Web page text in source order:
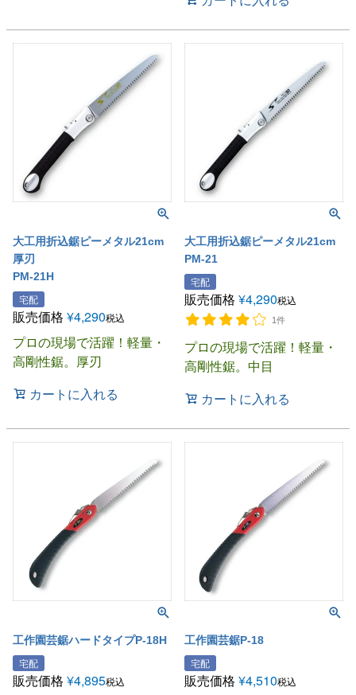
大工用折込鋸ピーメタル21cm
厚刃
PM-21H
宅配
販売価格 ¥4,290税込
プロの現場で活躍！軽量・
高剛性鋸。厚刃
カートに入れる
大工用折込鋸ピーメタル21cm
PM-21
宅配
販売価格 ¥4,290税込
1件
プロの現場で活躍！軽量・
高剛性鋸。中目
カートに入れる
工作園芸鋸ハードタイプP-18H
宅配
販売価格 ¥4,895税込
工作園芸鋸P-18
宅配
販売価格 ¥4,510税込